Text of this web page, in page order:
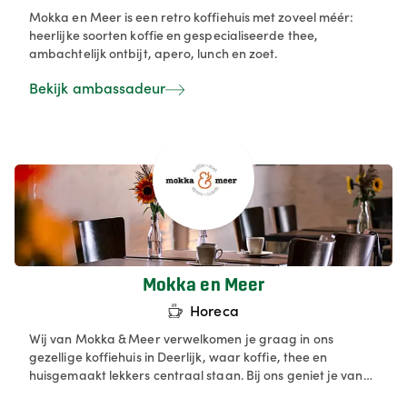
Mokka en Meer is een retro koffiehuis met zoveel méér:
heerlijke soorten koffie en gespecialiseerde thee,
ambachtelijk ontbijt, apero, lunch en zoet.
Bekijk ambassadeur
Mokka en Meer
Horeca
Wij van Mokka & Meer verwelkomen je graag in ons
gezellige koffiehuis in Deerlijk, waar koffie, thee en
huisgemaakt lekkers centraal staan. Bij ons geniet je van